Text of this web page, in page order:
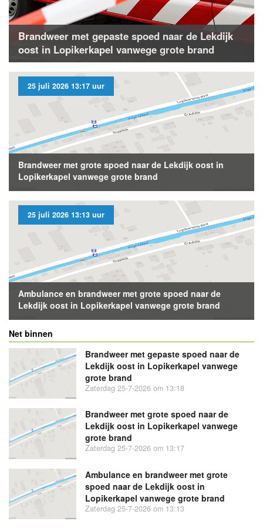
Brandweer met gepaste spoed naar de Lekdijk
oost in Lopikerkapel vanwege grote brand
25 juli 2026 13:17 uur
Brandweer met grote spoed naar de Lekdijk oost in
Lopikerkapel vanwege grote brand
25 juli 2026 13:13 uur
Ambulance en brandweer met grote spoed naar de
Lekdijk oost in Lopikerkapel vanwege grote brand
Net binnen
Brandweer met gepaste spoed naar de
Lekdijk oost in Lopikerkapel vanwege
grote brand
Zaterdag 25-7-2026 om 13:18
Brandweer met grote spoed naar de
Lekdijk oost in Lopikerkapel vanwege
grote brand
Zaterdag 25-7-2026 om 13:17
Ambulance en brandweer met grote
spoed naar de Lekdijk oost in
Lopikerkapel vanwege grote brand
Zaterdag 25-7-2026 om 13:13